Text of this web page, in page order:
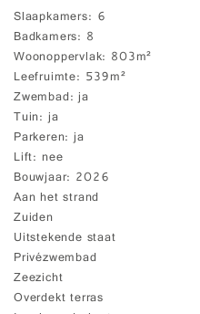
Slaapkamers 6
Badkamers 8
Woonoppervlak 803m²
Leefruimte 539m²
Zwembad ja
Tuin ja
Parkeren ja
Lift nee
Bouwjaar 2026
Aan het strand
Zuiden
Uitstekende staat
Privézwembad
Zeezicht
Overdekt terras